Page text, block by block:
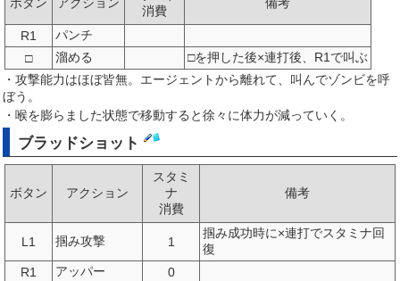
ボタン アクション
消費
備考
R1
パンチ
□
溜める
□を押した後×連打後、R1で叫ぶ
・攻撃能力はほぼ皆無。エージェントから離れて、叫んでゾンビを呼
ぼう。
・喉を膨らました状態で移動すると徐々に体力が減っていく。
ブラッドショット
ボタン アクション
スタミ
ナ
消費
備考
L1 掴み攻撃 1
掴み成功時に×連打でスタミナ回
復
R1
アッパー 0